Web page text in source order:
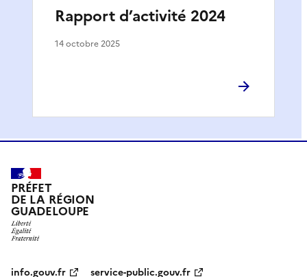
Rapport d’activité 2024
14 octobre 2025
PRÉFET
DE LA RÉGION
GUADELOUPE
info.gouv.fr service-public.gouv.fr